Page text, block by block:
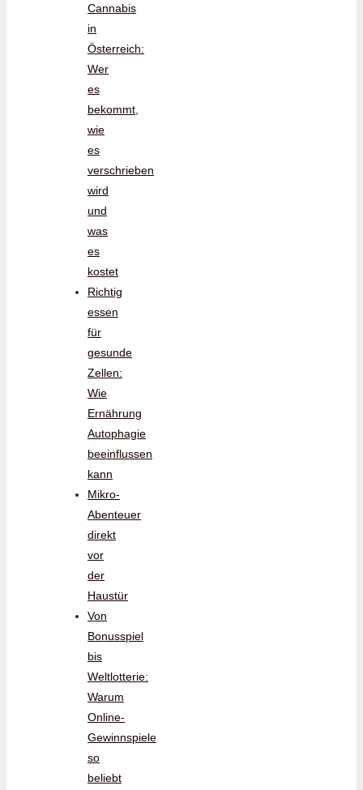
Cannabis
in
Österreich:
Wer
es
bekommt,
wie
es
verschrieben
wird
und
was
es
kostet
Richtig
essen
für
gesunde
Zellen:
Wie
Ernährung
Autophagie
beeinflussen
kann
Mikro-
Abenteuer
direkt
vor
der
Haustür
Von
Bonusspiel
bis
Weltlotterie:
Warum
Online-
Gewinnspiele
so
beliebt